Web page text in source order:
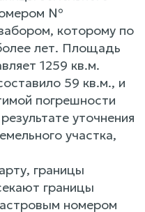
№
которому по
лет. Площадь
1259 кв.м.
59 кв.м., и
погрешности
уточнения
участка,
границы
границы
номером